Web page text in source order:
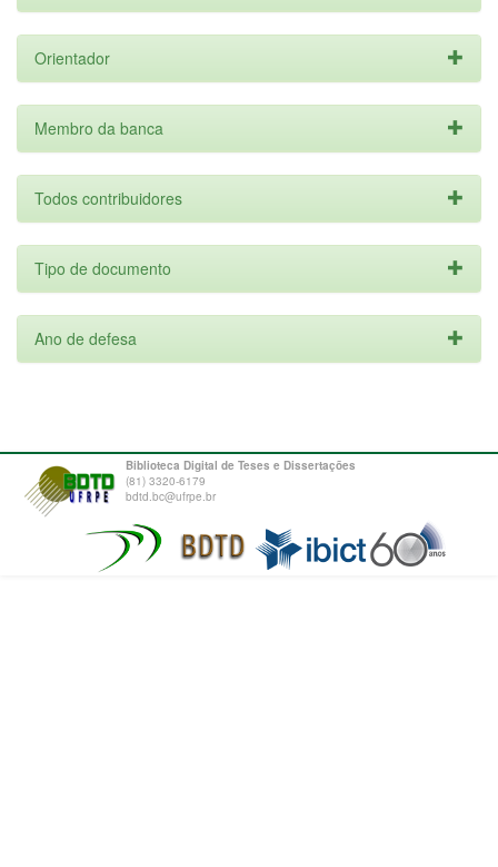
Orientador
Membro da banca
Todos contribuidores
Tipo de documento
Ano de defesa
Biblioteca Digital de Teses e Dissertações
(81) 3320-6179
bdtd.bc@ufrpe.br